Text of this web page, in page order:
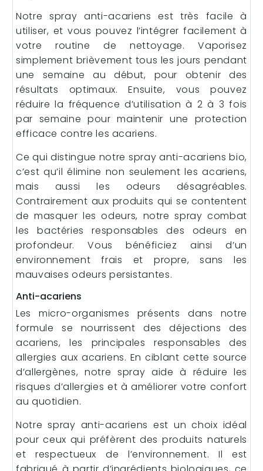
Notre spray anti-acariens est très facile à
utiliser, et vous pouvez l’intégrer facilement à
votre routine de nettoyage. Vaporisez
simplement brièvement tous les jours pendant
une semaine au début, pour obtenir des
résultats optimaux. Ensuite, vous pouvez
réduire la fréquence d’utilisation à 2 à 3 fois
par semaine pour maintenir une protection
efficace contre les acariens.
Ce qui distingue notre spray anti-acariens bio,
c’est qu’il élimine non seulement les acariens,
mais aussi les odeurs désagréables.
Contrairement aux produits qui se contentent
de masquer les odeurs, notre spray combat
les bactéries responsables des odeurs en
profondeur. Vous bénéficiez ainsi d’un
environnement frais et propre, sans les
mauvaises odeurs persistantes.
Anti-acariens
Les micro-organismes présents dans notre
formule se nourrissent des déjections des
acariens, les principales responsables des
allergies aux acariens. En ciblant cette source
d’allergènes, notre spray aide à réduire les
risques d’allergies et à améliorer votre confort
au quotidien.
Notre spray anti-acariens est un choix idéal
pour ceux qui préfèrent des produits naturels
et respectueux de l’environnement. Il est